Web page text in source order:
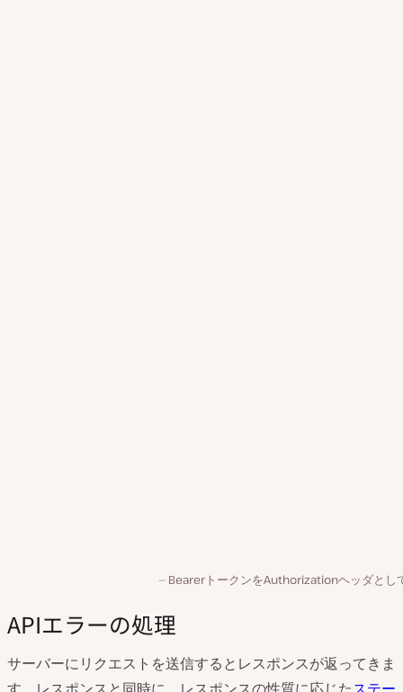
BearerトークンをAuthorizationヘッダとし
APIエラーの処理
サーバーにリクエストを送信するとレスポンスが返ってきま